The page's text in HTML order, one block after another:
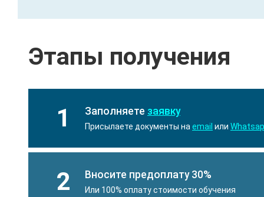
Этапы получения
1 Заполняете заявку
Присылаете документы на email или
2 Вносите предоплату 30%
Или 100% оплату стоимости обучения